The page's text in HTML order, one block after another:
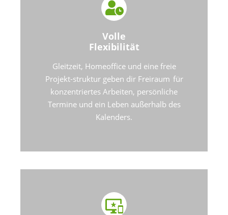
Volle
Flexibilität
Gleitzeit, Homeoffice und eine freie
Projekt-struktur geben dir Freiraum für
konzentriertes Arbeiten, persönliche
Termine und ein Leben außerhalb des
Kalenders.